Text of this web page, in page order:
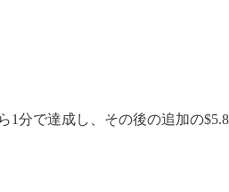
1分で達成し、その後の追加の